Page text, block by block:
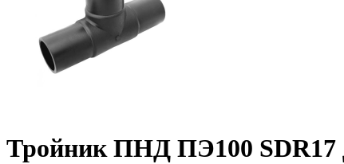
Тройник ПНД ПЭ100 SDR17